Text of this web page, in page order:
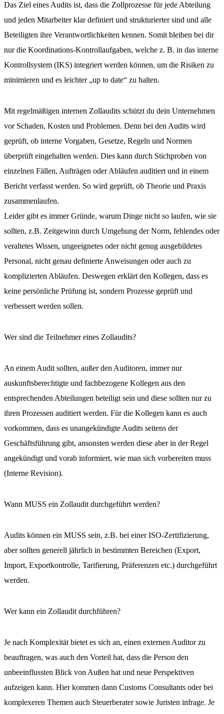
BERATUNG
Das Ziel eines Audits ist, dass die Zollprozesse für jede Abteilung
und jeden Mitarbeiter klar definiert und strukturierter sind und alle
Beteiligten ihre Verantwortlichkeiten kennen. Somit bleiben bei dir
nur die Koordinations-Kontrollaufgaben, welche z. B. in das interne
Kontrollsystem (IKS) integriert werden können, um die Risiken zu
minimieren und es leichter „up to date“ zu halten.
Mit regelmäßigen internen Zollaudits schützt du dein Unternehmen
vor Schaden, Kosten und Problemen. Denn bei den Audits wird
geprüft, ob interne Vorgaben, Gesetze, Regeln und Normen
überprüft eingehalten werden. Dies kann durch Stichproben von
einzelnen Fällen, Aufträgen oder Abläufen auditiert und in einem
Bericht verfasst werden. So wird geprüft, ob Theorie und Praxis
zusammenlaufen.
Leider gibt es immer Gründe, warum Dinge nicht so laufen, wie sie
sollten, z.B. Zeitgewinn durch Umgehung der Norm, fehlendes oder
veraltetes Wissen, ungeeignetes oder nicht genug ausgebildetes
Personal, nicht genau definierte Anweisungen oder auch zu
komplizierten Abläufen. Deswegen erklärt den Kollegen, dass es
keine persönliche Prüfung ist, sondern Prozesse geprüft und
verbessert werden sollen.
Wer sind die Teilnehmer eines Zollaudits?
An einem Audit sollten, außer den Auditoren, immer nur
auskunftsberechtigte und fachbezogene Kollegen aus den
entsprechenden Abteilungen beteiligt sein und diese sollten nur zu
ihren Prozessen auditiert werden. Für die Kollegen kann es auch
vorkommen, dass es unangekündigte Audits seitens der
Geschäftsführung gibt, ansonsten werden diese aber in der Regel
angekündigt und vorab informiert, wie man sich vorbereiten muss
(Interne Revision).
Wann MUSS ein Zollaudit durchgeführt werden?
Audits können ein MUSS sein, z.B. bei einer ISO-Zertifizierung,
aber sollten generell jährlich in bestimmten Bereichen (Export,
Import, Exportkontrolle, Tarifierung, Präferenzen etc.) durchgeführt
werden.
Wer kann ein Zollaudit durchführen?
Je nach Komplexität bietet es sich an, einen externen Auditor zu
beauftragen, was auch den Vorteil hat, dass die Person den
unbeeinflussten Blick von Außen hat und neue Perspektiven
aufzeigen kann. Hier kommen dann Customs Consultants oder bei
komplexeren Themen auch Steuerberater sowie Juristen infrage. Je